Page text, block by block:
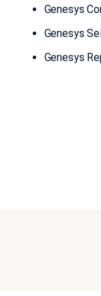
Genesys
Genesys
Genesys